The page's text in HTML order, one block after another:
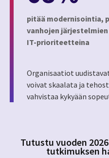
pitää modernisointia,
vanhojen
IT-prioriteetteina
Organisaatiot
voivat skaalata ja
vahvistaa kykyään
Tutustu vuoden
tutkimuksen